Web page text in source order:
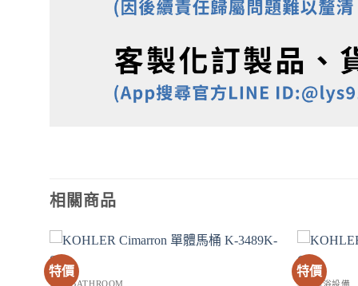
相關商品
特價
衛浴 BATHROOM
特價
SPA淋浴設備